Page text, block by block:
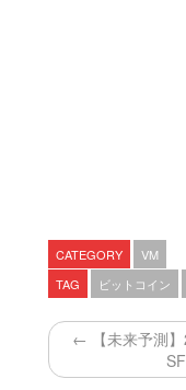
CATEGORY
VM
TAG
ビットコイン
← 【未来予測】